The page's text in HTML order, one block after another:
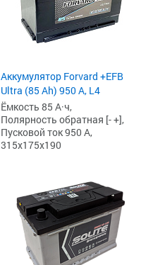
Аккумулятор Forvard +EFB
Ultra (85 Ah) 950 А, L4
Ёмкость 85 А·ч,
Полярность обратная [- +],
Пусковой ток 950 А,
315x175x190